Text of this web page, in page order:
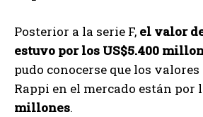
Posterior a la serie F, el valor
estuvo por los US$5.400
pudo conocerse que los
Rappi en el mercado están por
millones.